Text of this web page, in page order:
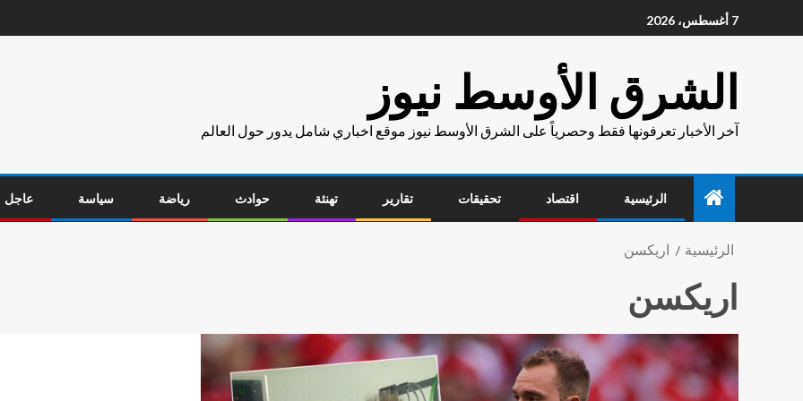
7 أغسطس، 2026
الشرق الأوسط نيوز
آخر الأخبار تعرفونها فقط وحصرياً على الشرق الأوسط نيوز موقع اخباري شامل يدور حول العالم
الرئيسية اقتصاد تحقيقات تقارير تهنئة حوادث رياضة سياسة عاجل
الرئيسية اريكسن
اريكسن